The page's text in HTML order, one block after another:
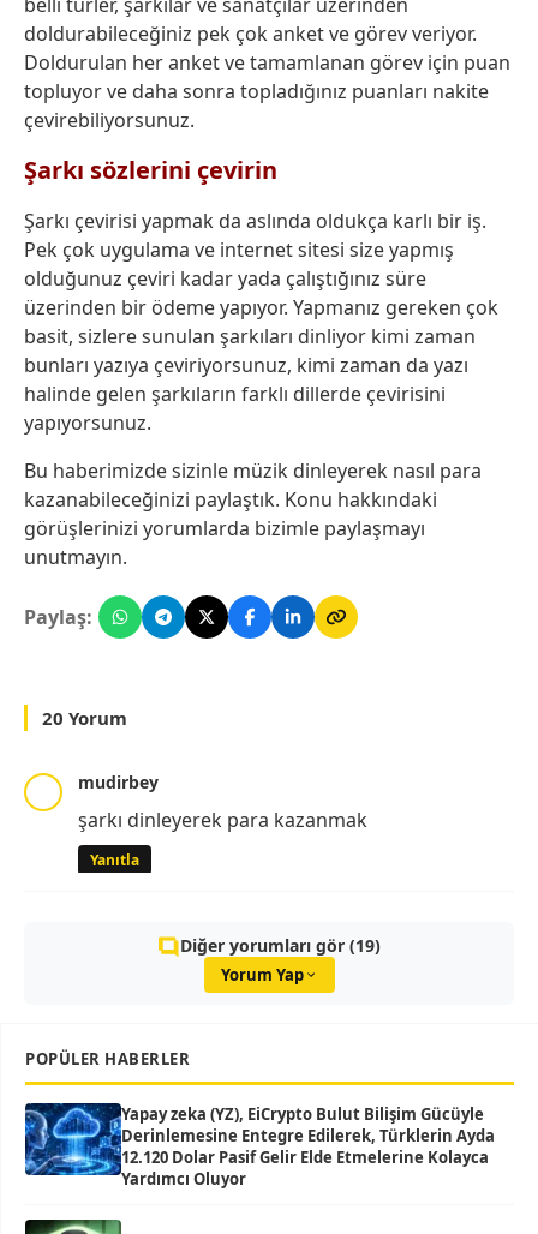
doldurabileceğiniz pek çok anket ve görev veriyor.
Doldurulan her anket ve tamamlanan görev için puan
topluyor ve daha sonra topladığınız puanları nakite
çevirebiliyorsunuz.
Şarkı sözlerini çevirin
Şarkı çevirisi yapmak da aslında oldukça karlı bir iş.
Pek çok uygulama ve internet sitesi size yapmış
olduğunuz çeviri kadar yada çalıştığınız süre
üzerinden bir ödeme yapıyor. Yapmanız gereken çok
basit, sizlere sunulan şarkıları dinliyor kimi zaman
bunları yazıya çeviriyorsunuz, kimi zaman da yazı
halinde gelen şarkıların farklı dillerde çevirisini
yapıyorsunuz.
Bu haberimizde sizinle müzik dinleyerek nasıl para
kazanabileceğinizi paylaştık. Konu hakkındaki
görüşlerinizi yorumlarda bizimle paylaşmayı
unutmayın.
Paylaş:
20 Yorum
mudirbey
şarkı dinleyerek para kazanmak
Yanıtla
Diğer yorumları gör (19)
Yorum Yap
POPÜLER HABERLER
Yapay zeka (YZ), EiCrypto Bulut Bilişim Gücüyle
Derinlemesine Entegre Edilerek, Türklerin Ayda
12.120 Dolar Pasif Gelir Elde Etmelerine Kolayca
Yardımcı Oluyor